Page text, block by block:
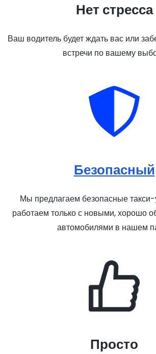
Нет стресса
Ваш водитель будет ждать вас или
встречи по вашему
Безопасный
Мы предлагаем безопасные такси-
работаем только с новыми, хорошо
автомобилями в нашем
Просто